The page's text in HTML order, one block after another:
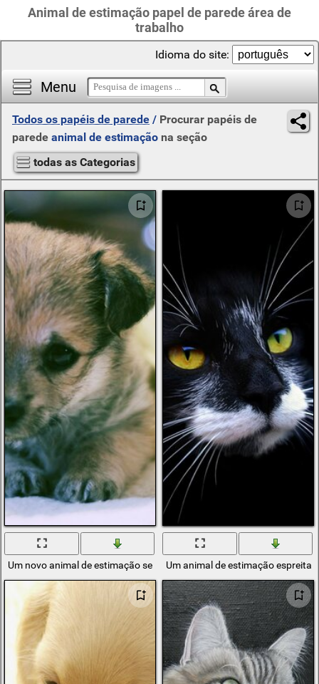
Animal de estimação papel de parede área de
trabalho
Menu
Idioma do site:
Todos os papéis de parede / Procurar papéis de
parede animal de estimação na seção
todas as Categorias
Um novo animal de estimação se instala em casaUm animal de estimação espreita